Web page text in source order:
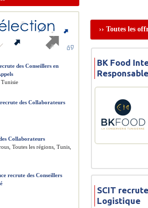
›› Toutes les
BK Food
SCIT
Logistique
des Conseillers en
des Collaborateurs
Collaborateurs
Toutes les régions, Tunis,
recrute des Conseillers